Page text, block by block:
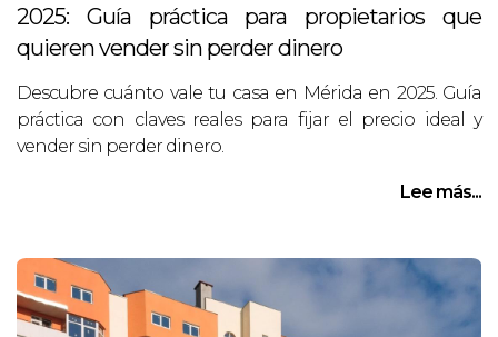
2025: Guía práctica para propietarios que
quieren vender sin perder dinero
Descubre cuánto vale tu casa en Mérida en 2025. Guía
práctica con claves reales para fijar el precio ideal y
vender sin perder dinero.
Lee más...